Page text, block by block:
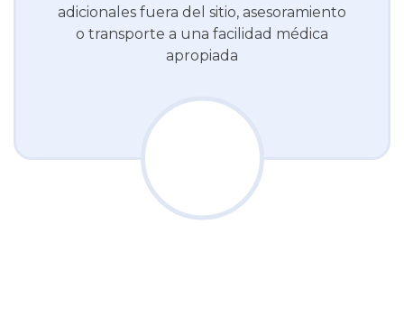
adicionales fuera del sitio, asesoramiento
o transporte a una facilidad médica
apropiada